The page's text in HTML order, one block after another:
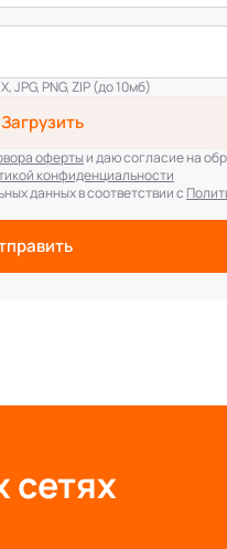
JPG, PNG, ZIP (до 10мб)
Загрузить
офертыи даю согласие на
конфиденциальности
данных в соответствии с
сетях